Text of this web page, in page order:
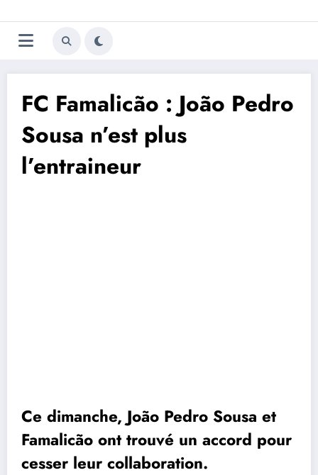
au
contenu
Trivela
L'actualité du football
FC Famalicão : João Pedro
Sousa n’est plus
l’entraineur
Ce dimanche, João Pedro Sousa et
Famalicão ont trouvé un accord pour
cesser leur collaboration.